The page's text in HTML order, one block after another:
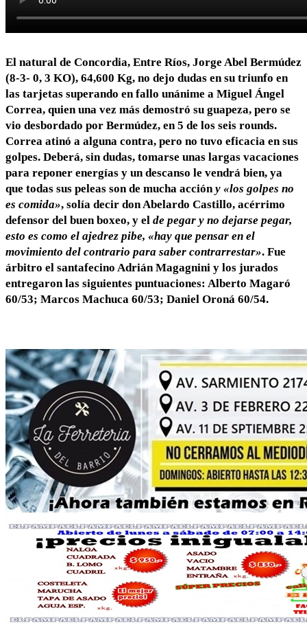
El natural de Concordia, Entre Ríos, Jorge Abel Bermúdez
(8-3- 0, 3 KO), 64,600 Kg, no dejo dudas en su triunfo en
las tarjetas superando en fallo unánime a Miguel Ángel
Correa, quien una vez más demostró su guapeza, pero se
vio desbordado por Bermúdez, en 5 de los seis rounds.
Correa atinó a alguna contra, pero no tuvo eficacia en sus
golpes. Deberá, sin dudas, tomarse unas largas vacaciones
para reponer energías y un descanso le vendrá bien, ya
que todas sus peleas son de mucha acción y «los golpes no
es comida», solía decir don Abelardo Castillo, acérrimo
defensor del buen boxeo, y el de pegar y no dejarse pegar,
esto es como el ajedrez pibe, «hay que pensar en el
movimiento del contrario para saber contrarrestar». Fue
árbitro el santafecino Adrián Magagnini y los jurados
entregaron las siguientes puntuaciones: Alberto Magaró
60/53; Marcos Machuca 60/53; Daniel Oroná 60/54.